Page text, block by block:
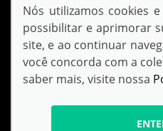
© Copyright
Nós utilizamos cookies
possibilitar e aprimorar
site, e ao continuar
você concorda com a
saber mais, visite nossa